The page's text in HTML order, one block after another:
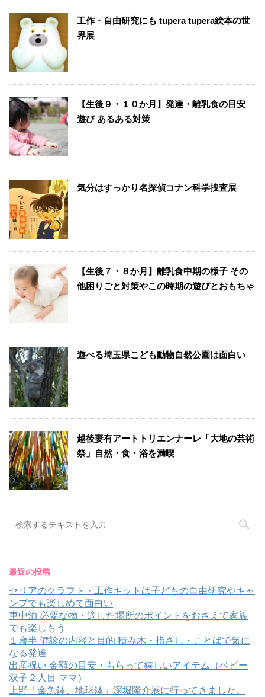
工作・自由研究にも tupera tupera絵本の世
界展
【生後９・１０か月】発達・離乳食の目安
遊び あるある対策
気分はすっかり名探偵コナン科学捜査展
【生後７・８か月】離乳食中期の様子 その
他困りごと対策やこの時期の遊びとおもちゃ
遊べる埼玉県こども動物自然公園は面白い
越後妻有アートトリエンナーレ「大地の芸術
祭」自然・食・浴を満喫
最近の投稿
セリアのクラフト・工作キットは子どもの自由研究やキャ
ンプでも楽しめて面白い
車中泊 必要な物・適した場所のポイントをおさえて家族
でも楽しもう
１歳半 健診の内容と目的 積み木・指さし・ことばで気に
なる発達
出産祝い 金額の目安・もらって嬉しいアイテム（ベビー
双子２人目 ママ）
上野「金魚鉢、地球鉢」深堀隆介展に行ってきました。